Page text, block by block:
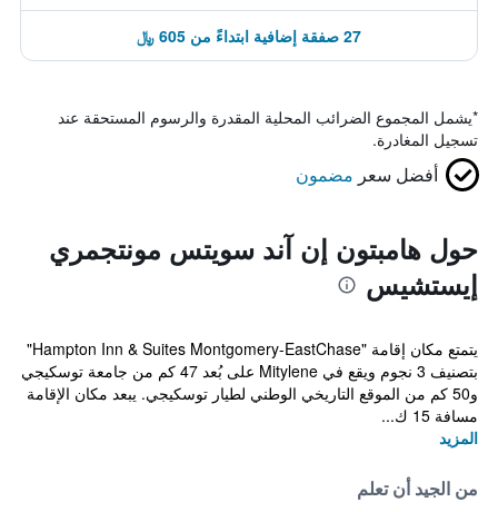
27 صفقة إضافية ابتداءً من 605 ﷼
*يشمل المجموع الضرائب المحلية المقدرة والرسوم المستحقة عند
تسجيل المغادرة.
أفضل سعر مضمون
حول هامبتون إن آند سويتس مونتجمري
إيستشيس
يتمتع مكان إقامة "Hampton Inn & Suites Montgomery-EastChase"
بتصنيف 3 نجوم ويقع في Mitylene على بُعد 47 كم من جامعة توسكيجي
و50 كم من الموقع التاريخي الوطني لطيار توسكيجي. يبعد مكان الإقامة
مسافة 15 ك...
المزيد
من الجيد أن تعلم